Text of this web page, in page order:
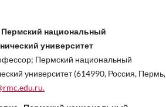
национальный
университет
Пермский национальный
университет (614990, Россия, Пермь,